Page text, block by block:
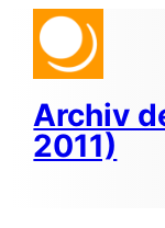
Zum
Inhalt
springen
Archiv
2011)